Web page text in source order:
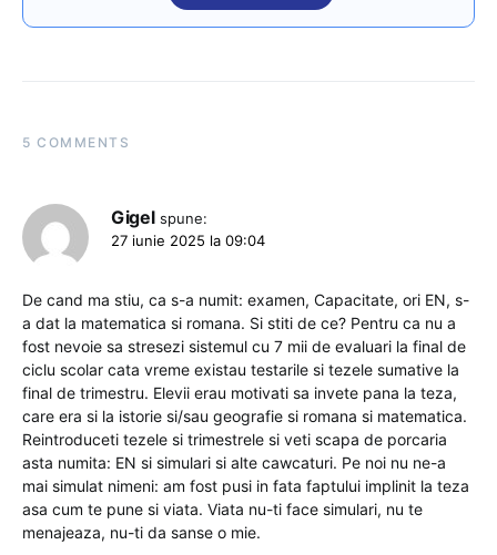
5 COMMENTS
Gigel spune:
27 iunie 2025 la 09:04
De cand ma stiu, ca s-a numit: examen, Capacitate, ori EN, s-
a dat la matematica si romana. Si stiti de ce? Pentru ca nu a
fost nevoie sa stresezi sistemul cu 7 mii de evaluari la final de
ciclu scolar cata vreme existau testarile si tezele sumative la
final de trimestru. Elevii erau motivati sa invete pana la teza,
care era si la istorie si/sau geografie si romana si matematica.
Reintroduceti tezele si trimestrele si veti scapa de porcaria
asta numita: EN si simulari si alte cawcaturi. Pe noi nu ne-a
mai simulat nimeni: am fost pusi in fata faptului implinit la teza
asa cum te pune si viata. Viata nu-ti face simulari, nu te
menajeaza, nu-ti da sanse o mie.